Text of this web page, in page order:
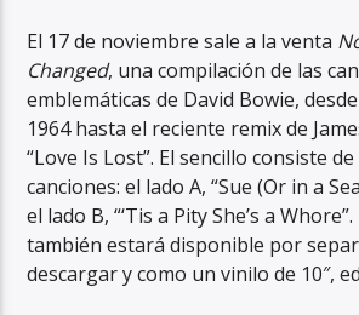
El 17 de noviembre sale a la venta
Changed, una compilación de las
emblemáticas de David Bowie, desde
1964 hasta el reciente remix de
“Love Is Lost”. El sencillo consiste
canciones: el lado A, “Sue (Or in a
el lado B, “‘Tis a Pity She’s a
también estará disponible por
descargar y como un vinilo de 10″,